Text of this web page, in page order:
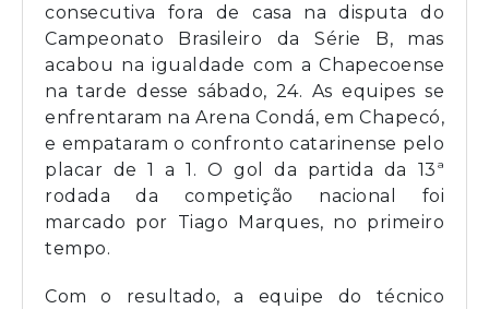
consecutiva fora de casa na disputa do
Campeonato Brasileiro da Série B, mas
acabou na igualdade com a Chapecoense
na tarde desse sábado, 24. As equipes se
enfrentaram na Arena Condá, em Chapecó,
e empataram o confronto catarinense pelo
placar de 1 a 1. O gol da partida da 13ª
rodada da competição nacional foi
marcado por Tiago Marques, no primeiro
tempo.
Com o resultado, a equipe do técnico